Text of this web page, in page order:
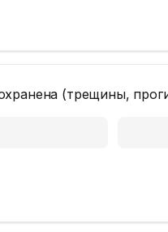
(трещины,